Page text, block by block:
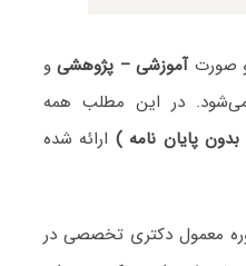
صورت آموزشی – پژوهشیو
می‌شود. در این مطلب همه
پایان نامه ) ارائه شده
معمول دکتری تخصصی در